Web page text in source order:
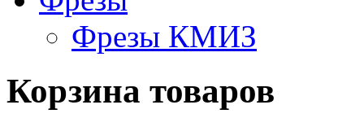
Фрезы КМИЗ
Корзина товаров